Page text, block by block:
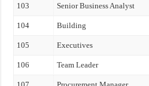
103 Senior Business Analyst
104 Building
105 Executives
106 Team Leader